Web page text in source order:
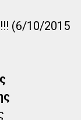
(6/10/2015